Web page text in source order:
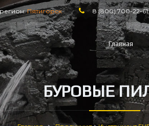
Пятигорск 8 (800) 700-22-61
Главная
БУРОВЫЕ